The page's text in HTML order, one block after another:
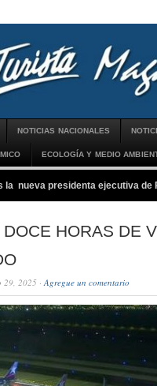
NOTICIAS NACIONALES
ECOLOGÍA Y MEDIO
la nueva presidenta ejecutiva de
HORAS DE
29, 2025 ·Agregue un comentario